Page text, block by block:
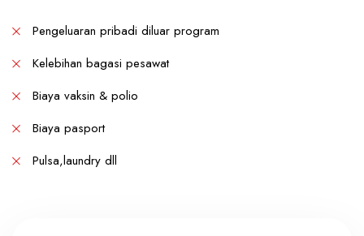
Pengeluaran pribadi diluar program
Kelebihan bagasi pesawat
Biaya vaksin & polio
Biaya pasport
Pulsa,laundry dll